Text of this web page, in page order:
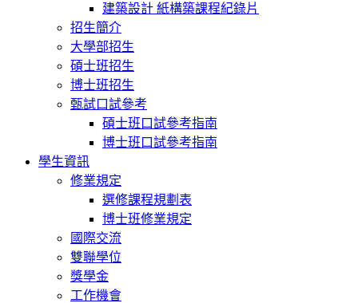
建築設計 紙構築課程紀錄片
招生簡介
大學部招生
碩士班招生
博士班招生
甄試口試參考
碩士班口試參考指南
博士班口試參考指南
學生資訊
修業規定
選修課程規劃表
博士班修業規定
國際交流
雙聯學位
獎學金
工作機會